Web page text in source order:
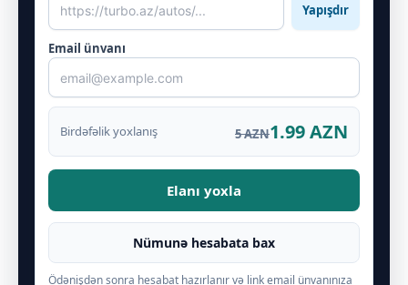
Yapışdır
Email ünvanı
Birdəfəlik yoxlanış 5 AZN1.99 AZN
Elanı yoxla
Nümunə hesabata bax
Ödənişdən sonra hesabat hazırlanır və link email ünvanınıza